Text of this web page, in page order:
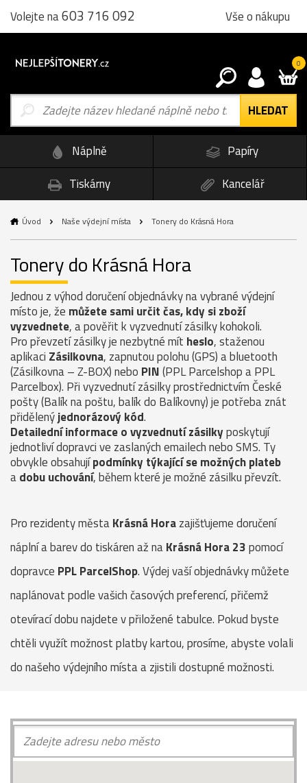
Volejte na603 716 092 Vše o nákupu
0
Náplně
Papíry
Tiskárny
Kancelář
Úvod Naše výdejní místa Tonery do Krásná Hora
Tonery do Krásná Hora
Jednou z výhod doručení objednávky na vybrané výdejní
místo je, že můžete sami určit čas, kdy si zboží
vyzvednete, a pověřit k vyzvednutí zásilky kohokoli.
Pro převzetí zásilky je nezbytné mít heslo, staženou
aplikaci Zásilkovna, zapnutou polohu (GPS) a bluetooth
(Zásilkovna – Z-BOX) nebo PIN(PPL Parcelshop a PPL
Parcelbox). Při vyzvednutí zásilky prostřednictvím České
pošty (Balík na poštu, balík do Balíkovny) je potřeba znát
přidělenýjednorázový kód.
Detailední informace o vyzvednutí zásilkyposkytují
jednotliví dopravci ve zaslaných emailech nebo SMS. Ty
obvykle obsahujípodmínky týkající se možných plateb
adobu uchování, během které je možné zásilku převzít.
Pro rezidenty městaKrásná Horazajišťujeme doručení
náplní a barev do tiskáren až naKrásná Hora 23pomocí
dopravce PPL ParcelShop. Výdej vaší objednávky můžete
naplánovat podle vašich časových preferencí, přičemž
otevírací dobu najdete v přiložené tabulce. Pokud byste
chtěli využít možnost platby kartou, prosíme, abyste volali
do našeho výdejního místa a zjistili dostupné možnosti.